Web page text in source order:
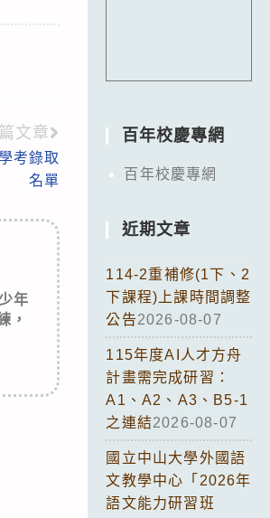
文章
考錄取
名單
年
，
百年校慶專網
百年校慶專網
近期文章
114-2重補修(1下、2
下課程)上課時間調整
公告2026-08-07
115年度AI人才方舟
計畫需完成研習：
A1、A2、A3、B5-1
之連結2026-08-07
國立中山大學外國語
文教學中心「2026年
語文能力研習班